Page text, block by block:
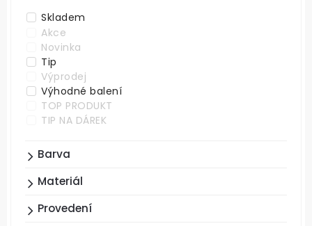
Skladem
Akce
Novinka
Tip
Výprodej
Výhodné balení
TOP PRODUKT
TIP NA DÁREK
Barva
Materiál
Provedení